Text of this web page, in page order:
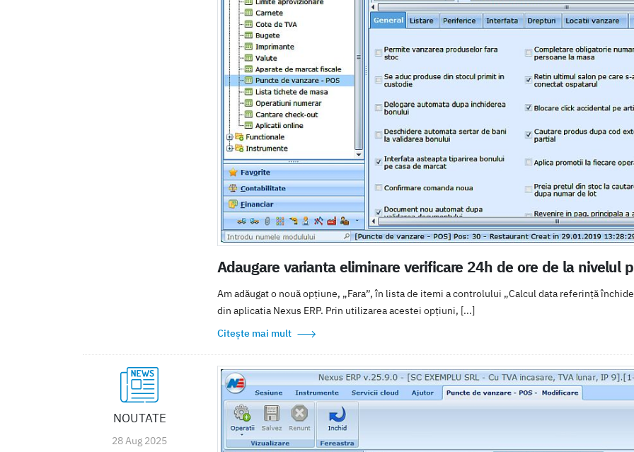
Adaugare varianta eliminare verificare 24h de ore de la nivelul
Am adăugat o nouă opțiune, „Fara”, în lista de itemi a controlului „Calcul data referință
din aplicatia Nexus ERP. Prin utilizarea acestei opțiuni, [...]
Citește mai mult
NOUTATE
28 Aug 2025